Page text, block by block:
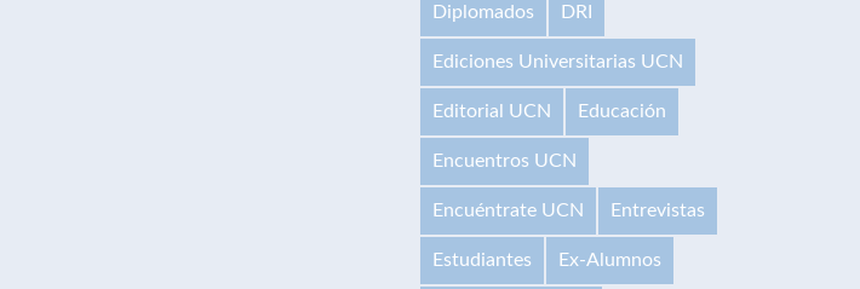
Diplomados DRI
Ediciones Universitarias UCN
Editorial UCN Educación
Encuentros UCN
Encuéntrate UCN Entrevistas
Estudiantes Ex-Alumnos